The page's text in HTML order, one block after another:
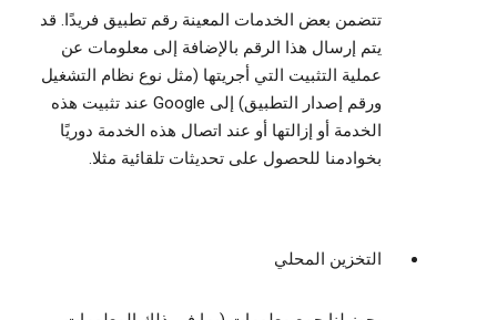
تتضمن بعض الخدمات المعينة رقم تطبيق فريدًا. قد
يتم إرسال هذا الرقم بالإضافة إلى معلومات عن
عملية التثبيت التي أجريتها (مثل نوع نظام التشغيل
ورقم إصدار التطبيق) إلى Google عند تثبيت هذه
الخدمة أو إزالتها أو عند اتصال هذه الخدمة دوريًا
بخوادمنا للحصول على تحديثات تلقائية مثلا.
التخزين المحلي